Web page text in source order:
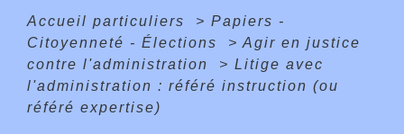
Accueil particuliers > Papiers -
Citoyenneté - Élections
> Agir en justice
contre l'administration
> Litige avec
l'administration : référé instruction (ou
référé expertise)